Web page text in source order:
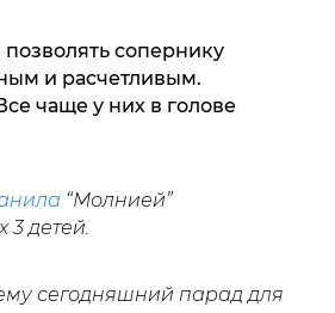
сопернику
и расчетливым.
чаще у них в голове
“Молнией”
3 детей.
сегодняшний парад для